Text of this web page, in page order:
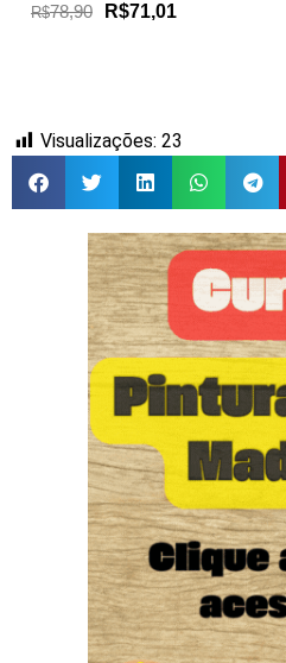
R$78,90 R$71,01
Visualizações: 23